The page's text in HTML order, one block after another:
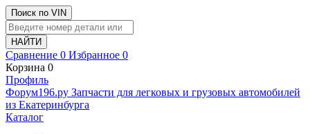
Поиск по VIN
Сравнение 0 Избранное 0
Корзина 0
Профиль
Фoрум196.ру Запчасти для легковых и грузовых автомобилей
из Екатеринбурга
Каталог